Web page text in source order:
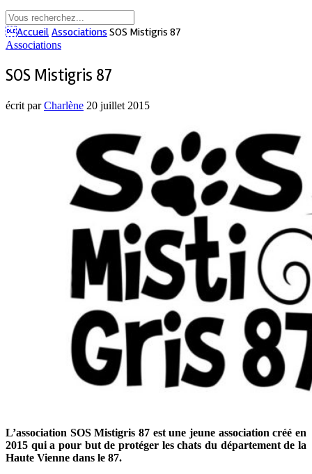
Accueil Associations SOS Mistigris 87
Associations
SOS Mistigris 87
écrit parCharlène 20 juillet 2015
L’association SOS Mistigris 87 est une jeune association créé en
2015 qui a pour but de protéger les chats du département de la
Haute Vienne dans le 87.